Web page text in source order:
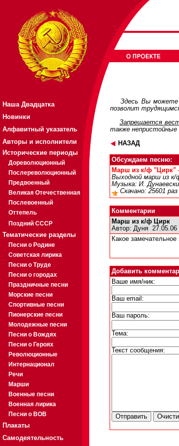
Наша Двадцатка
Новинки
Алфавитный указатель
Авторы и исполнители
Исторические периоды
Дореволюционный
Послереволюционный
Предвоенный
Великая Отечественная
Послевоенный
Оттепель
Поздний СССР
Тематические разделы
Песни о Родине
Советская лирика
Песни о Труде
Песни о городах
Праздничные песни
Морские песни
Спортивные песни
Пионерские песни
Молодежные песни
Песни о Вождях
Песни о Героях
Революционные
Интернационал
Речи
Марши
Военные песни
Военная лирика
Песни о ВОВ
Плакаты
Самодеятельность
Здесь Вы можете
позволит
Запрещается
также непристойные
НАЗАД
Обсуждаем песню:
Марш из к/ф "Цирк" -
Выходной марш из к/
Музыка: И.
Скачано: 25601 раз
Комментарии
Марш из к/ф Цирк
Автор: Дуня 27.05.06
Какое
Добавить
Ваше имя/ник:
Ваш email:
Ваш пароль:
Тема:
Текст сообщения: